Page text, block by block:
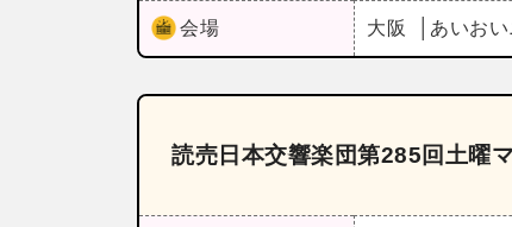
会場 大阪 あいお
読売日本交響楽団第285回土曜